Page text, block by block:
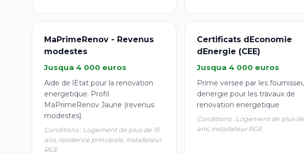
MaPrimeRenov - Revenus
modestes
Jusqua 4 000 euros
Aide de lEtat pour la renovation
energetique. Profil
MaPrimeRenov Jaune (revenus
modestes).
Conditions : Logement de plus de 15
ans, residence principale, installateur
RGE
Certificats dEconomie
dEnergie (CEE)
Jusqua 4 000 euros
Prime versee par les
denergie pour les travaux de
renovation energetique.
Conditions : Logement de plus
ans, installateur RGE